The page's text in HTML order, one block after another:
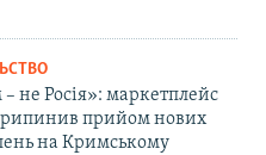
не Росія»: маркетплейс
прийом нових
на Кримському